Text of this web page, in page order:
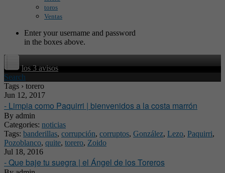
toros
Ventas
Enter your username and password
in the boxes above.
los 3 avisos
Search
Tags › torero
Jun 12, 2017
- Limpia como Paquirri | bienvenidos a la costa marrón
By admin
Categories: noticias
Tags: banderillas, corrupción, corruptos, González, Lezo, Paquirri,
Pozoblanco, quite, torero, Zoido
Jul 18, 2016
- Que baje tu suegra | el Ángel de los Toreros